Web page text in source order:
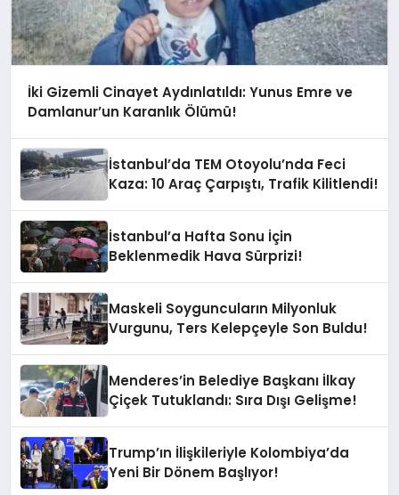
İki Gizemli Cinayet Aydınlatıldı: Yunus Emre ve
Damlanur’un Karanlık Ölümü!
İstanbul’da TEM Otoyolu’nda Feci
Kaza: 10 Araç Çarpıştı, Trafik Kilitlendi!
İstanbul’a Hafta Sonu İçin
Beklenmedik Hava Sürprizi!
Maskeli Soyguncuların Milyonluk
Vurgunu, Ters Kelepçeyle Son Buldu!
Menderes’in Belediye Başkanı İlkay
Çiçek Tutuklandı: Sıra Dışı Gelişme!
Trump’ın İlişkileriyle Kolombiya’da
Yeni Bir Dönem Başlıyor!